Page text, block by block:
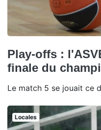
Play-offs :
finale du
Le match 5 se jouait ce
Locales